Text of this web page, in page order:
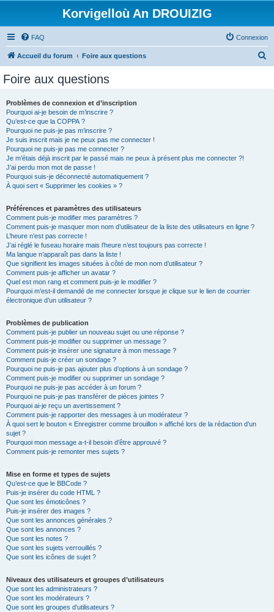
Korvigelloù An DROUIZIG
FAQ Connexion
Accueil du forum Foire aux questions
Foire aux questions
Problèmes de connexion et d’inscription
Pourquoi ai-je besoin de m’inscrire ?
Qu’est-ce que la COPPA ?
Pourquoi ne puis-je pas m’inscrire ?
Je suis inscrit mais je ne peux pas me connecter !
Pourquoi ne puis-je pas me connecter ?
Je m’étais déjà inscrit par le passé mais ne peux à présent plus me connecter ?!
J’ai perdu mon mot de passe !
Pourquoi suis-je déconnecté automatiquement ?
À quoi sert « Supprimer les cookies » ?
Préférences et paramètres des utilisateurs
Comment puis-je modifier mes paramètres ?
Comment puis-je masquer mon nom d’utilisateur de la liste des utilisateurs en ligne ?
L’heure n’est pas correcte !
J’ai réglé le fuseau horaire mais l’heure n’est toujours pas correcte !
Ma langue n’apparaît pas dans la liste !
Que signifient les images situées à côté de mon nom d’utilisateur ?
Comment puis-je afficher un avatar ?
Quel est mon rang et comment puis-je le modifier ?
Pourquoi m’est-il demandé de me connecter lorsque je clique sur le lien de courrier
électronique d’un utilisateur ?
Problèmes de publication
Comment puis-je publier un nouveau sujet ou une réponse ?
Comment puis-je modifier ou supprimer un message ?
Comment puis-je insérer une signature à mon message ?
Comment puis-je créer un sondage ?
Pourquoi ne puis-je pas ajouter plus d’options à un sondage ?
Comment puis-je modifier ou supprimer un sondage ?
Pourquoi ne puis-je pas accéder à un forum ?
Pourquoi ne puis-je pas transférer de pièces jointes ?
Pourquoi ai-je reçu un avertissement ?
Comment puis-je rapporter des messages à un modérateur ?
À quoi sert le bouton « Enregistrer comme brouillon » affiché lors de la rédaction d’un
sujet ?
Pourquoi mon message a-t-il besoin d’être approuvé ?
Comment puis-je remonter mes sujets ?
Mise en forme et types de sujets
Qu’est-ce que le BBCode ?
Puis-je insérer du code HTML ?
Que sont les émoticônes ?
Puis-je insérer des images ?
Que sont les annonces générales ?
Que sont les annonces ?
Que sont les notes ?
Que sont les sujets verrouillés ?
Que sont les icônes de sujet ?
Niveaux des utilisateurs et groupes d’utilisateurs
Que sont les administrateurs ?
Que sont les modérateurs ?
Que sont les groupes d’utilisateurs ?